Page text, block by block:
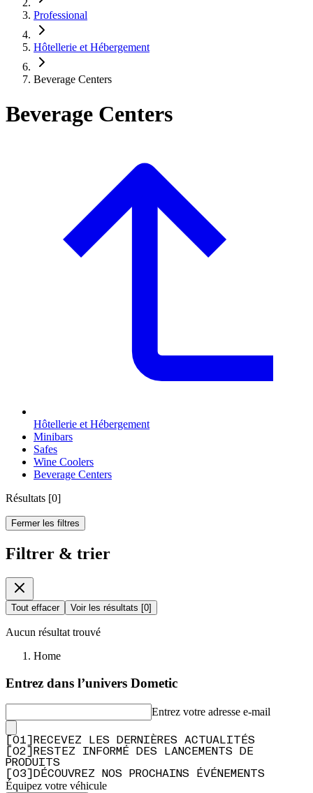
Professional
Hôtellerie et Hébergement
Beverage Centers
Beverage Centers
Hôtellerie et Hébergement
Minibars
Safes
Wine Coolers
Beverage Centers
Résultats [0]
Fermer les filtres
Filtrer & trier
Tout effacer Voir les résultats [0]
Aucun résultat trouvé
Home
Entrez dans l’univers Dometic
Entrez votre adresse e-mail
01
RECEVEZ LES DERNIÈRES ACTUALITÉS
02
RESTEZ INFORMÉ DES LANCEMENTS DE
PRODUITS
03 DÉCOUVREZ NOS PROCHAINS ÉVÉNEMENTS
Équipez votre véhicule